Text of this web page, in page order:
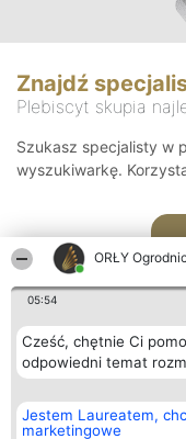
ORŁY
05:54
Cześć, chętnie Ci
odpowiedni temat
Jestem Laureatem,
marketingowe
Znajdź
Plebiscyt skupia
Szukasz specjalisty w
wyszukiwarkę.
Organizator plebiscytu
Bright Side Solutions sp. z o.
o. sp. k.